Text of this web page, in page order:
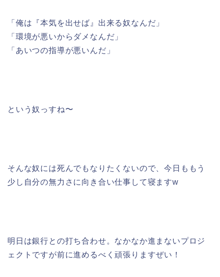
「俺は『本気を出せば』出来る奴なんだ」
「環境が悪いからダメなんだ」
「あいつの指導が悪いんだ」
という奴っすね〜
そんな奴には死んでもなりたくないので、今日ももう
少し自分の無力さに向き合い仕事して寝ますw
明日は銀行との打ち合わせ。なかなか進まないプロジ
ェクトですが前に進めるべく頑張りますぜい！